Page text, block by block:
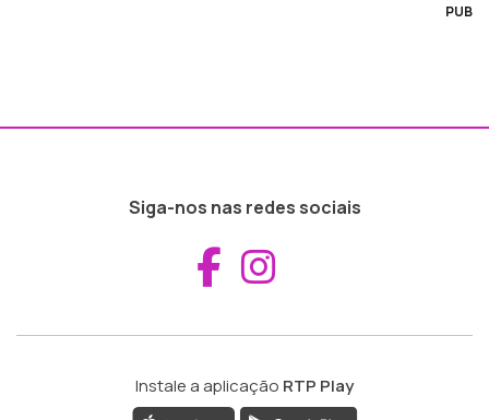
PUB
Siga-nos nas redes sociais
Aceder ao
Instale a aplicação RTP Play